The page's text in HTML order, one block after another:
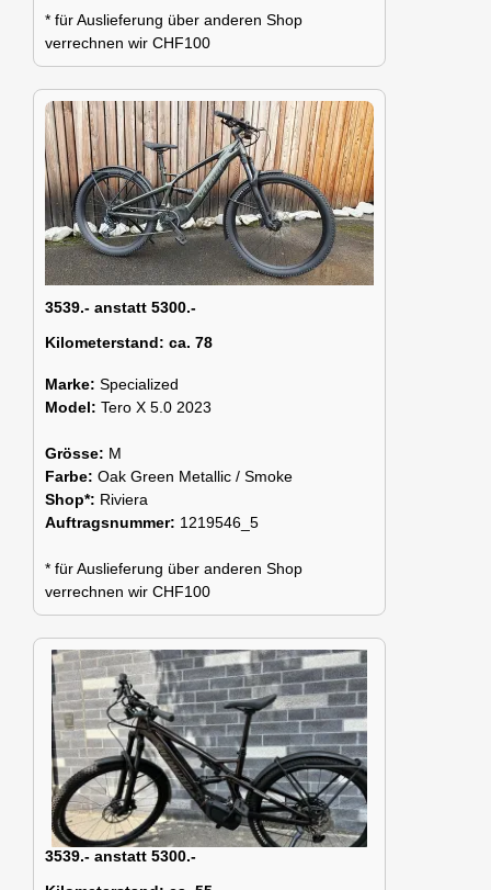
* für Auslieferung über anderen Shop
verrechnen wir CHF100
3539.- anstatt 5300.-
Kilometerstand: ca. 78
Marke: Specialized
Model: Tero X 5.0 2023
Grösse: M
Farbe: Oak Green Metallic / Smoke
Shop*: Riviera
Auftragsnummer: 1219546_5
* für Auslieferung über anderen Shop
verrechnen wir CHF100
3539.- anstatt 5300.-